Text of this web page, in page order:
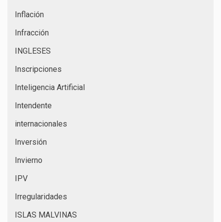
Inflación
Infracción
INGLESES
Inscripciones
Inteligencia Artificial
Intendente
internacionales
Inversión
Invierno
IPV
Irregularidades
ISLAS MALVINAS